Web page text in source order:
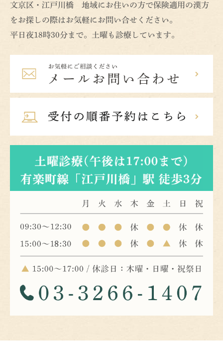
文京区・江戸川橋 地域にお住いの方で保険適用の漢方
をお探しの際はお気軽にお問い合せください。
平日夜18時30分まで。土曜も診療しています。